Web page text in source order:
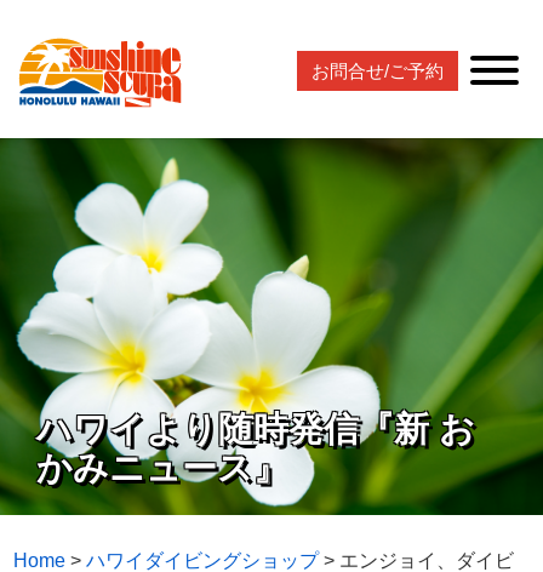
お問合せ/ご予約
ハワイより随時発信『新 お
かみニュース』
Home >ハワイダイビングショップ> エンジョイ、ダイビ